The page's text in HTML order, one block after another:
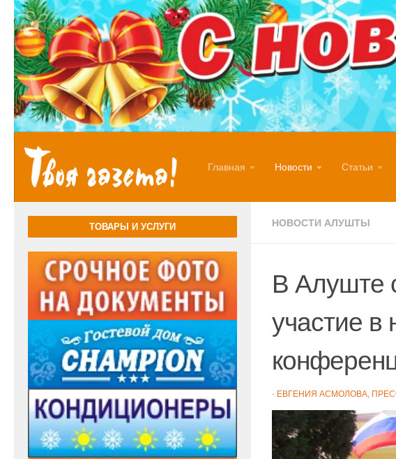
Перейти к содержимому
Главная Новости Статьи
НОВОСТИ АЛУШТЫ
В Алуште
участие в
- ЕВГЕНИЯ АСМОЛОВА,
ТОВАРЫ И УСЛУГИ